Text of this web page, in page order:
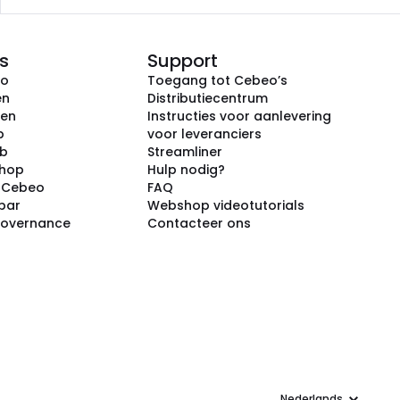
Support
Toegang tot Cebeo’s
Distributiecentrum
Instructies voor aanlevering
voor leveranciers
Streamliner
Hulp nodig?
FAQ
Webshop videotutorials
Contacteer ons